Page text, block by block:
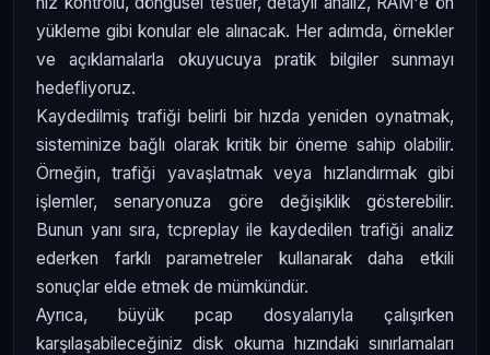
yükleme gibi konular ele alınacak. Her adımda, örnekler
ve açıklamalarla okuyucuya pratik bilgiler sunmayı
hedefliyoruz.
Kaydedilmiş trafiği belirli bir hızda yeniden oynatmak,
sisteminize bağlı olarak kritik bir öneme sahip olabilir.
Örneğin, trafiği yavaşlatmak veya hızlandırmak gibi
işlemler, senaryonuza göre değişiklik gösterebilir.
Bunun yanı sıra, tcpreplay ile kaydedilen trafiği analiz
ederken farklı parametreler kullanarak daha etkili
sonuçlar elde etmek de mümkündür.
Ayrıca, büyük pcap dosyalarıyla çalışırken
karşılaşabileceğiniz disk okuma hızındaki sınırlamaları